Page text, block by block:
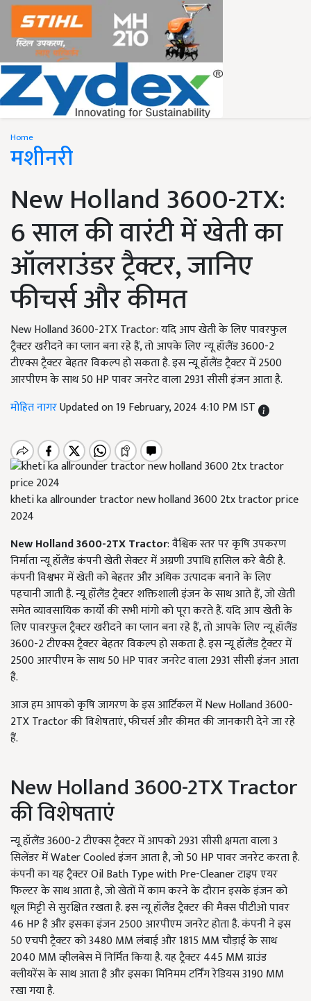
Home
मशीनरी
New Holland 3600-2TX:
6 साल की वारंटी में खेती का
ऑलराउंडर ट्रैक्टर, जानिए
फीचर्स और कीमत
New Holland 3600-2TX Tractor: यदि आप खेती के लिए पावरफुल
ट्रैक्टर खरीदने का प्लान बना रहे हैं, तो आपके लिए न्यू हॉलैंड 3600-2
टीएक्स ट्रैक्टर बेहतर विकल्प हो सकता है. इस न्यू हॉलैंड ट्रैक्टर में 2500
आरपीएम के साथ 50 HP पावर जनरेट वाला 2931 सीसी इंजन आता है.
मोहित नागरUpdated on 19 February, 2024 4:10 PM IST
kheti ka allrounder tractor new holland 3600 2tx tractor price
2024
New Holland 3600-2TX Tractor: वैश्विक स्तर पर कृषि उपकरण
निर्माता न्यू हॉलैंड कंपनी खेती सेक्टर में अग्रणी उपाधि हासिल करे बैठी है.
कंपनी विश्वभर में खेती को बेहतर और अधिक उत्पादक बनाने के लिए
पहचानी जाती है. न्यू हॉंलैंड ट्रैक्टर शक्तिशाली इंजन के साथ आते हैं, जो खेती
समेत व्यावसायिक कार्यों की सभी मांगो को पूरा करते हैं. यदि आप खेती के
लिए पावरफुल ट्रैक्टर खरीदने का प्लान बना रहे हैं, तो आपके लिए न्यू हॉलैंड
3600-2 टीएक्स ट्रैक्टर बेहतर विकल्प हो सकता है. इस न्यू हॉलैंड ट्रैक्टर में
2500 आरपीएम के साथ 50 HP पावर जनरेट वाला 2931 सीसी इंजन आता
है.
आज हम आपको कृषि जागरण के इस आर्टिकल में New Holland 3600-
2TX Tractor की विशेषताएं, फीचर्स और कीमत की जानकारी देने जा रहे
हैं.
New Holland 3600-2TX Tractor
की विशेषताएं
न्यू हॉलैंड 3600-2 टीएक्स ट्रैक्टर में आपको 2931 सीसी क्षमता वाला 3
सिलेंडर में Water Cooled इंजन आता है, जो 50 HP पावर जनरेट करता है.
कंपनी का यह ट्रैक्टर Oil Bath Type with Pre-Cleaner टाइप एयर
फिल्टर के साथ आता है, जो खेतों में काम करने के दौरान इसके इंजन को
धूल मिट्टी से सुरक्षित रखता है. इस न्यू हॉलैंड ट्रैक्टर की मैक्स पीटीओ पावर
46 HP है और इसका इंजन 2500 आरपीएम जनरेट होता है. कंपनी ने इस
50 एचपी ट्रैक्टर को 3480 MM लंबाई और 1815 MM चौड़ाई के साथ
2040 MM व्हीलबेस में निर्मित किया है. यह ट्रैक्टर 445 MM ग्राउंड
क्लीयरेंस के साथ आता है और इसका मिनिमम टर्निंग रेडियस 3190 MM
रखा गया है.